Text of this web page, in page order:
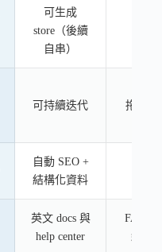
可生成
store（後續
自串）
可持續迭代 拖拉編
自動 SEO +
結構化資料
英文 docs 與
help center
FAQ
絡表